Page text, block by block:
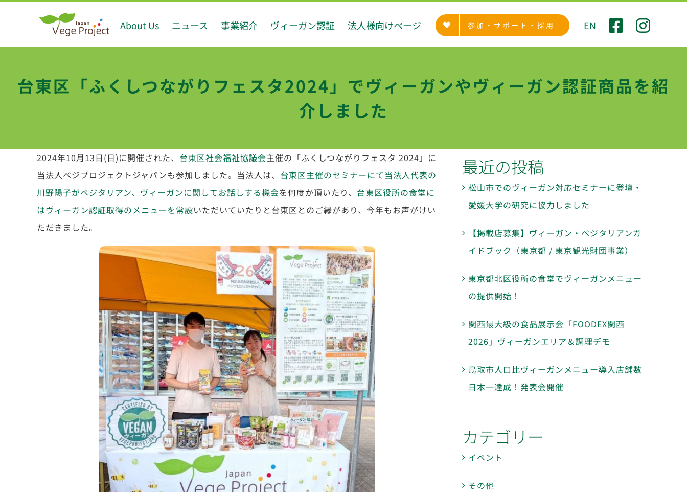
About Us ニュース 事業紹介 ヴィーガン認証 法人様向けページ 参加・サポート・採用 EN
台東区「ふくしつながりフェスタ2024」でヴィーガンやヴィーガン認証商品を紹
介しました
2024年10月13日(日)に開催された、 台東区社会福祉協議会主催の「ふくしつながりフェスタ 2024」に
当法人ベジプロジェクトジャパンも参加しました。当法人は、 台東区主催のセミナーにて当法人代表の
川野陽子がベジタリアン、ヴィーガンに関してお話しする機会を何度か頂いたり、 台東区役所の食堂に
はヴィーガン認証取得のメニューを常設いただいていたりと台東区とのご縁があり、今年もお声がけい
ただきました。
最近の投稿
松山市でのヴィーガン対応セミナーに登壇・
愛媛大学の研究に協力しました
【掲載店募集】ヴィーガン・ベジタリアンガ
イドブック（東京都 / 東京観光財団事業）
東京都北区役所の食堂でヴィーガンメニュー
の提供開始！
関西最大級の食品展示会「FOODEX関西
2026」ヴィーガンエリア＆調理デモ
鳥取市人口比ヴィーガンメニュー導入店舗数
日本一達成！発表会開催
カテゴリー
イベント
その他